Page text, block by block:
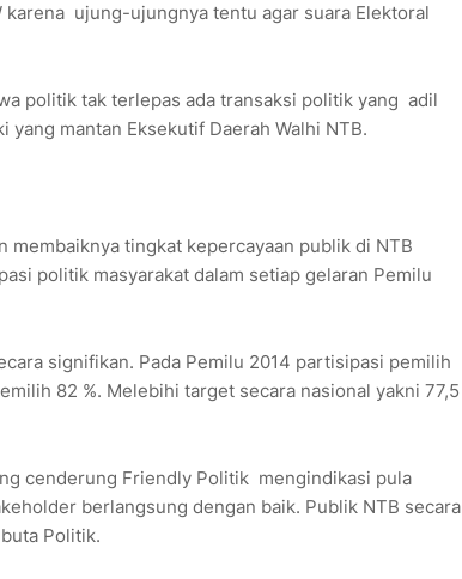
ujung-ujungnya tentu agar suara Elektoral
politik tak terlepas ada transaksi politik yang adil
mantan Eksekutif Daerah Walhi NTB.
tingkat kepercayaan publik di NTB
politik masyarakat dalam setiap gelaran Pemilu
signifikan. Pada Pemilu 2014 partisipasi pemilih
82 %. Melebihi target secara nasional yakni 77,5
cenderung Friendly Politik mengindikasi pula
berlangsung dengan baik. Publik NTB secara
Politik.